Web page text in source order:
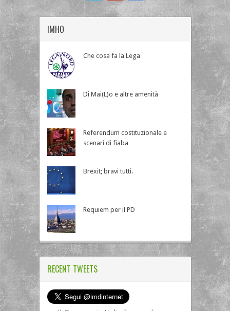
IMHO
Che cosa fa la Lega
Di Mai(L)o e altre amenità
Referendum costituzionale e
scenari di fiaba
Brexit; bravi tutti.
Requiem per il PD
RECENT TWEETS